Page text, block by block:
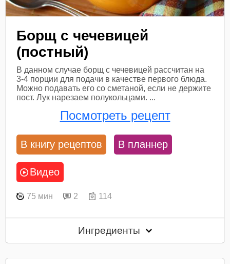
Борщ с чечевицей
(постный)
В данном случае борщ с чечевицей рассчитан на
3-4 порции для подачи в качестве первого блюда.
Можно подавать его со сметаной, если не держите
пост. Лук нарезаем полукольцами. ...
Посмотреть рецепт
В книгу рецептов В планнер
Видео
75 мин 2 114
Ингредиенты